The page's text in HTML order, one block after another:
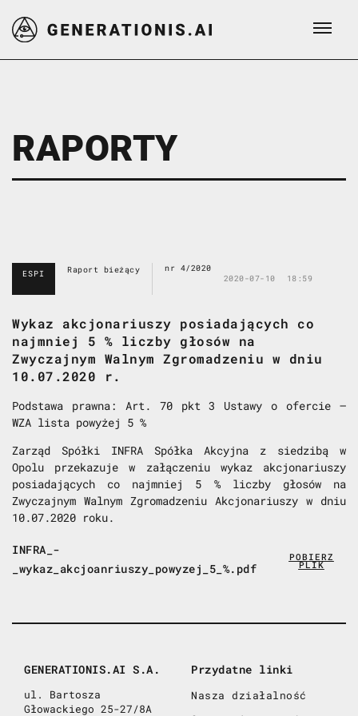
RAPORTY
ESPI Raport bieżący
nr 4/2020
2020-07-10
18:59
Wykaz akcjonariuszy posiadających co
najmniej 5 % liczby głosów na
Zwyczajnym Walnym Zgromadzeniu w dniu
10.07.2020 r.
Podstawa prawna: Art. 70 pkt 3 Ustawy o ofercie –
WZA lista powyżej 5 %
Zarząd Spółki INFRA Spółka Akcyjna z siedzibą w
Opolu przekazuje w załączeniu wykaz akcjonariuszy
posiadających co najmniej 5 % liczby głosów na
Zwyczajnym Walnym Zgromadzeniu Akcjonariuszy w dniu
10.07.2020 roku.
INFRA_-
_wykaz_akcjoanriuszy_powyzej_5_%.pdf
POBIERZ
PLIK
GENERATIONIS.AI S.A.
ul. Bartosza
Głowackiego 25-27/8A
Przydatne linki
Nasza działalność